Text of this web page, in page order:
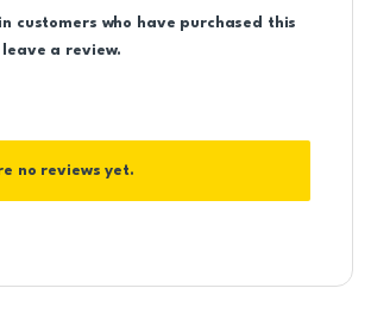
customers who have purchased this
a review.
no reviews yet.